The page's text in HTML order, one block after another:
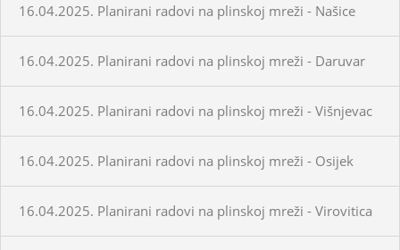
16.04.2025. Planirani radovi na plinskoj mreži - Našice
16.04.2025. Planirani radovi na plinskoj mreži - Daruvar
16.04.2025. Planirani radovi na plinskoj mreži - Višnjevac
16.04.2025. Planirani radovi na plinskoj mreži - Osijek
16.04.2025. Planirani radovi na plinskoj mreži - Virovitica